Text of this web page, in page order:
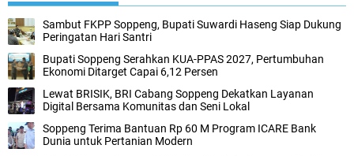
Sambut FKPP Soppeng, Bupati Suwardi Haseng Siap Dukung
Peringatan Hari Santri
Bupati Soppeng Serahkan KUA-PPAS 2027, Pertumbuhan
Ekonomi Ditarget Capai 6,12 Persen
Lewat BRISIK, BRI Cabang Soppeng Dekatkan Layanan
Digital Bersama Komunitas dan Seni Lokal
Soppeng Terima Bantuan Rp 60 M Program ICARE Bank
Dunia untuk Pertanian Modern